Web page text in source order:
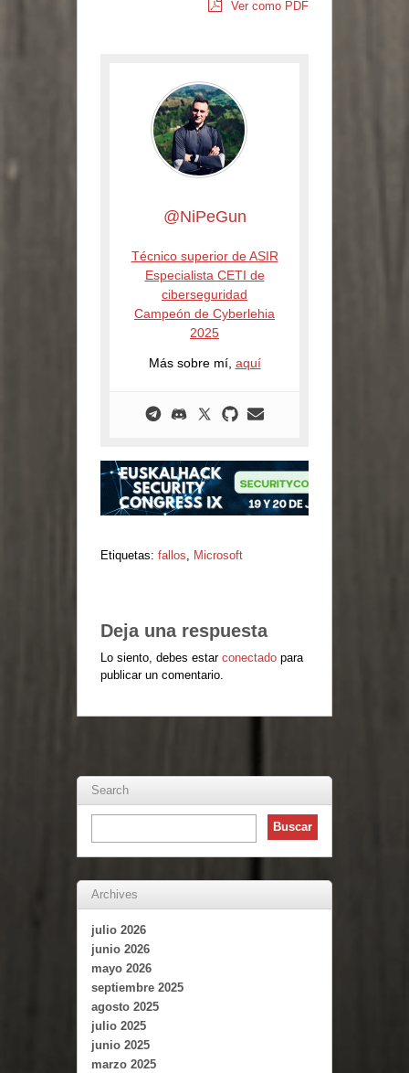
Ver como PDF
@NiPeGun
Técnico superior de ASIR
Especialista CETI de
ciberseguridad
Campeón de Cyberlehia
2025
Más sobre mí, aquí
Etiquetas: fallos Microsoft
Deja una respuesta
Lo siento, debes estar conectado para
publicar un comentario.
Search
Archives
julio 2026
junio 2026
mayo 2026
septiembre 2025
agosto 2025
julio 2025
junio 2025
marzo 2025